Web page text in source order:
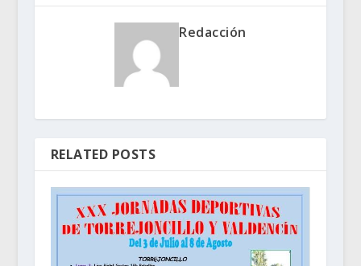
Redacción
RELATED POSTS